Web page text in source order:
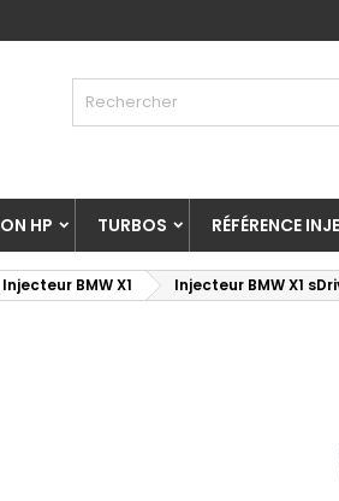
HP TURBOS RÉFÉRENCE
Injecteur BMW X1 Injecteur BMW X1